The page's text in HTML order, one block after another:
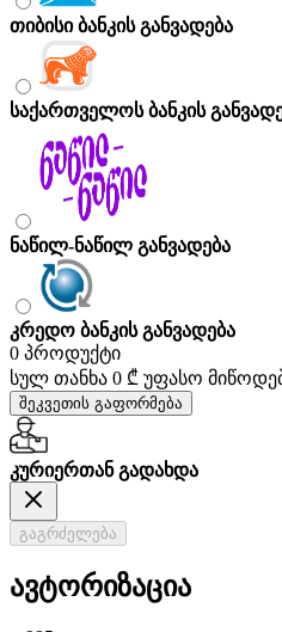
თიბისი ბანკის განვადება
საქართველოს ბანკის
ნაწილ-ნაწილ განვადება
კრედო ბანკის განვადება
0 პროდუქტი
სულ თანხა 0 ₾ უფასო
შეკვეთის გაფორმება
კურიერთან გადახდა
გაგრძელება
ავტორიზაცია